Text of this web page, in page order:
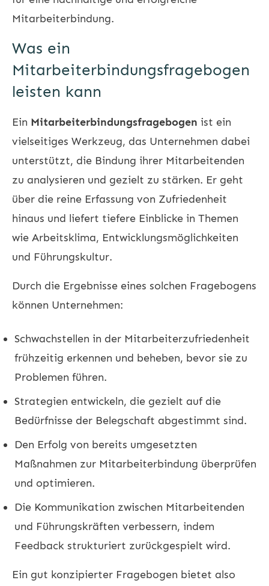
Mitarbeiterbindung.
Was ein
Mitarbeiterbindungsfragebogen
leisten kann
Ein Mitarbeiterbindungsfragebogen ist ein
vielseitiges Werkzeug, das Unternehmen dabei
unterstützt, die Bindung ihrer Mitarbeitenden
zu analysieren und gezielt zu stärken. Er geht
über die reine Erfassung von Zufriedenheit
hinaus und liefert tiefere Einblicke in Themen
wie Arbeitsklima, Entwicklungsmöglichkeiten
und Führungskultur.
Durch die Ergebnisse eines solchen Fragebogens
können Unternehmen:
Schwachstellen in der Mitarbeiterzufriedenheit
frühzeitig erkennen und beheben, bevor sie zu
Problemen führen.
Strategien entwickeln, die gezielt auf die
Bedürfnisse der Belegschaft abgestimmt sind.
Den Erfolg von bereits umgesetzten
Maßnahmen zur Mitarbeiterbindung überprüfen
und optimieren.
Die Kommunikation zwischen Mitarbeitenden
und Führungskräften verbessern, indem
Feedback strukturiert zurückgespielt wird.
Ein gut konzipierter Fragebogen bietet also